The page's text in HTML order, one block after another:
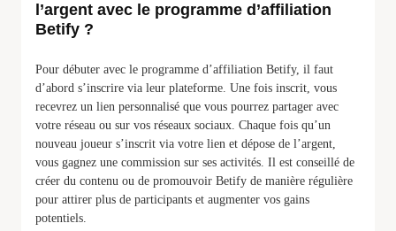
l’argent avec le programme d’affiliation
Betify ?
Pour débuter avec le programme d’affiliation Betify, il faut
d’abord s’inscrire via leur plateforme. Une fois inscrit, vous
recevrez un lien personnalisé que vous pourrez partager avec
votre réseau ou sur vos réseaux sociaux. Chaque fois qu’un
nouveau joueur s’inscrit via votre lien et dépose de l’argent,
vous gagnez une commission sur ses activités. Il est conseillé de
créer du contenu ou de promouvoir Betify de manière régulière
pour attirer plus de participants et augmenter vos gains
potentiels.